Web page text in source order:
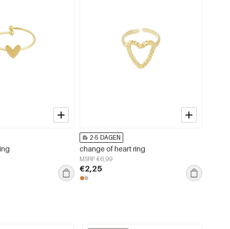
2-5 DAGEN
change of heart ring
MSRP €6,99
€2,25